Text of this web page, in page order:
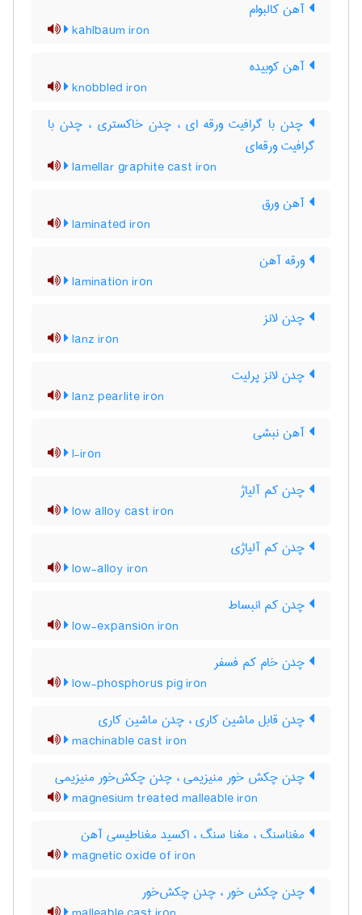
آهن کالبوام
kahlbaum iron
آهن کوبیده
knobbled iron
چدن با گرافیت ورقه ای ، چدن خاکستری ، چدن با
گرافیت ورقه‌ای
lamellar graphite cast iron
آهن ورق
laminated iron
ورقه آهن
lamination iron
چدن لانز
lanz iron
چدن لانز پرلیت
lanz pearlite iron
آهن نبشی
l-iron
چدن کم آلیاژ
low alloy cast iron
چدن کم آلیاژی
low-alloy iron
چدن کم انبساط
low-expansion iron
چدن خام کم فسفر
low-phosphorus pig iron
چدن قابل ماشین کاری ، چدن ماشین کاری
machinable cast iron
چدن چکش خور منیزیمی ، چدن چکش‌خور منیزیمی
magnesium treated malleable iron
مغناسنگ ، مغنا سنگ ، اکسید مغناطیسی آهن
magnetic oxide of iron
چدن چکش خور ، چدن چکش‌خور